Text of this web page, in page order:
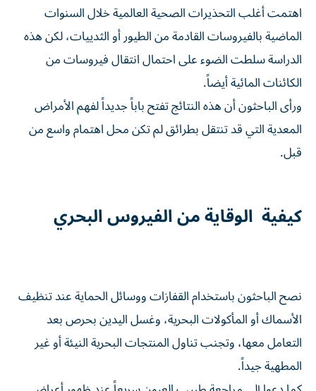
اهتمت أغلب التحذيرات الصحية العالمية خلال السنوات
الماضية بالفيروسات القادمة من الطيور أو الثدييات، لكن هذه
الدراسة سلطت الضوء على احتمال انتقال فيروسات من
الكائنات المائية أيضاً.
ورأى الباحثون أن هذه النتائج تفتح باباً جديداً لفهم الأمراض
المعدية التي قد تنتقل بطرائق لم تكن محل اهتمام واسع من
قبل.
كيفية الوقاية من الفيروس البحري
نصح الباحثون باستخدام القفازات ووسائل الحماية عند تنظيف
الأسماك أو المأكولات البحرية، وغسل اليدين بحرص بعد
التعامل معها، وتجنب تناول المنتجات البحرية النيئة أو غير
المطهية جيداً.